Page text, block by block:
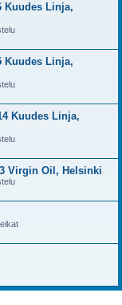
Kuudes Linja,
Kuudes Linja,
Kuudes Linja,
Virgin Oil, Helsinki